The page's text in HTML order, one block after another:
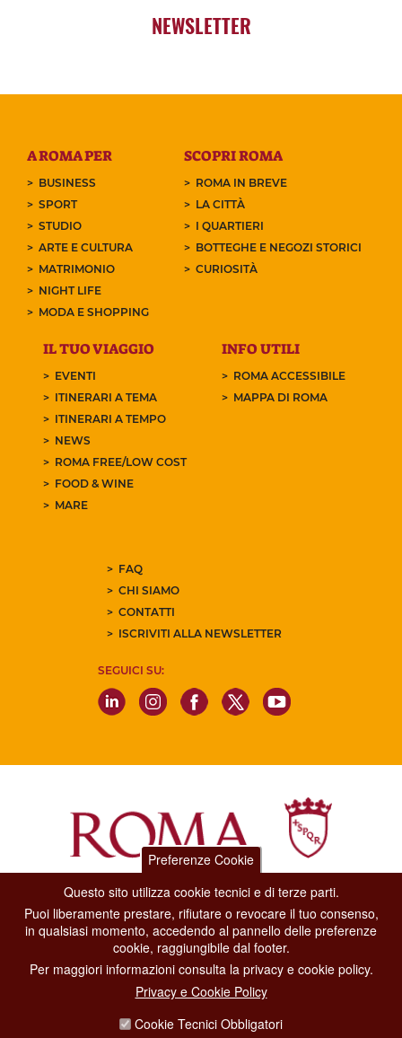
NEWSLETTER
A ROMA PER
BUSINESS
SPORT
STUDIO
ARTE E CULTURA
MATRIMONIO
NIGHT LIFE
MODA E SHOPPING
SCOPRI ROMA
ROMA IN BREVE
LA CITTÀ
I QUARTIERI
BOTTEGHE E NEGOZI STORICI
CURIOSITÀ
IL TUO VIAGGIO
EVENTI
ITINERARI A TEMA
ITINERARI A TEMPO
NEWS
ROMA FREE/LOW COST
FOOD & WINE
MARE
INFO UTILI
ROMA ACCESSIBILE
MAPPA DI ROMA
FAQ
CHI SIAMO
CONTATTI
ISCRIVITI ALLA NEWSLETTER
SEGUICI SU:
Dipartimento Grandi Eventi, Sport, Turismo e Moda.
Via di San Basilio, 51
00187 Roma
CONTACT CENTER TEL. 06 06 08
CONTATTA LA REDAZIONE
Preferenze Cookie
Questo sito utilizza cookie tecnici e di terze parti.
Puoi liberamente prestare, rifiutare o revocare il tuo consenso,
in qualsiasi momento, accedendo al pannello delle preferenze
cookie, raggiungibile dal footer.
Per maggiori informazioni consulta la privacy e cookie policy.
Privacy e Cookie Policy
Cookie Tecnici Obbligatori